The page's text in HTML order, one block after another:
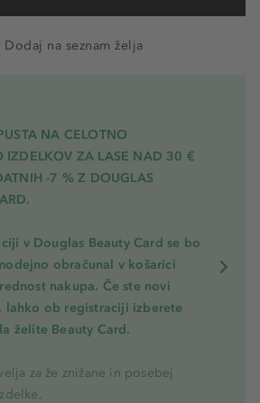
Dodaj na seznam želja
NA CELOTNO
IZDELKOV ZA LASE NAD 30 €
-7 % Z DOUGLAS
v Douglas Beauty Card se bo
obračunal v košarici
nakupa. Če ste novi
lahko ob registraciji izberete
želite Beauty Card.
za že znižane in posebej